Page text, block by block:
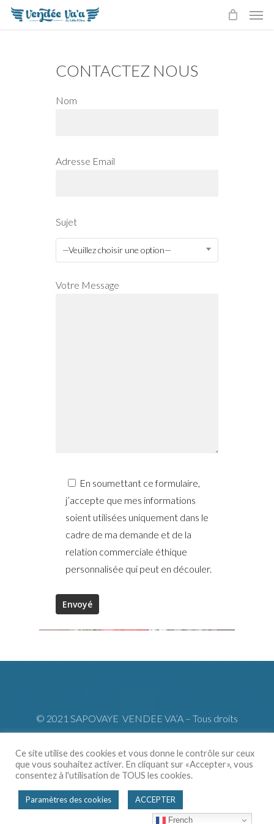
Skip
CONTACTEZ NOUS
Nom
Adresse Email
Sujet
—Veuillez choisir une option—
Votre Message
En soumettant ce formulaire,
j’accepte que mes informations
soient utilisées uniquement dans le
cadre de ma demande et de la
relation commerciale éthique
personnalisée qui peut en découler.
© 2021 SAPOVAYE VENDEE VA’A – Tous droits
réservés – Reproduction interdite – Design byTahoé
Communication–Mentions légales–Confidentialité–
Cookies–CGV
Ce site utilise des cookies et vous donne le contrôle sur ceux
que vous souhaitez activer. En cliquant sur «Accepter», vous
consentez à l'utilisation de TOUS les cookies.
Paramètres des cookies ACCEPTER
French